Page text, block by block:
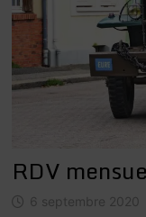
RDV
6 septembre 2020